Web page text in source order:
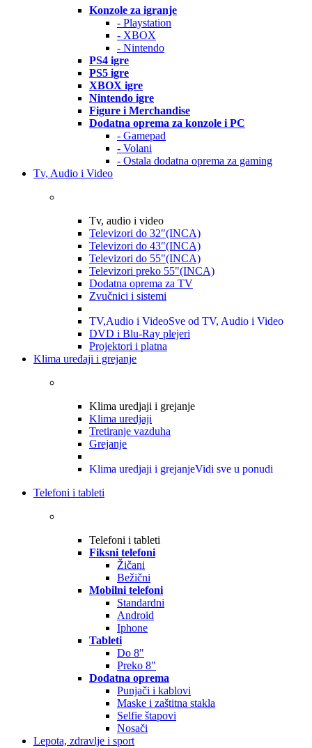
Konzole za igranje
- Playstation
- XBOX
- Nintendo
PS4 igre
PS5 igre
XBOX igre
Nintendo igre
Figure i Merchandise
Dodatna oprema za konzole i PC
- Gamepad
- Volani
- Ostala dodatna oprema za gaming
Tv, Audio i Video
Tv, audio i video
Televizori do 32"(INCA)
Televizori do 43"(INCA)
Televizori do 55"(INCA)
Televizori preko 55"(INCA)
Dodatna oprema za TV
Zvučnici i sistemi
TV,Audio i VideoSve od TV, Audio i Video
DVD i Blu-Ray plejeri
Projektori i platna
Klima uređaji i grejanje
Klima uredjaji i grejanje
Klima uredjaji
Tretiranje vazduha
Grejanje
Klima uredjaji i grejanjeVidi sve u ponudi
Telefoni i tableti
Telefoni i tableti
Fiksni telefoni
Žičani
Bežični
Mobilni telefoni
Standardni
Android
Iphone
Tableti
Do 8"
Preko 8"
Dodatna oprema
Punjači i kablovi
Maske i zaštitna stakla
Selfie štapovi
Nosači
Lepota, zdravlje i sport